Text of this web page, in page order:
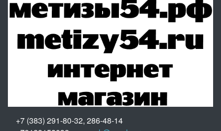
+7 (383) 291-80-32, 286-48-14